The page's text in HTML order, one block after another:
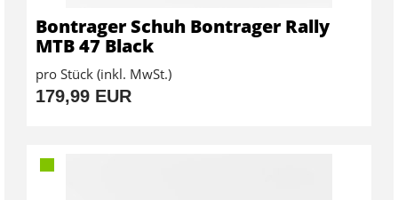
Bontrager Schuh Bontrager Rally
MTB 47 Black
pro Stück (inkl. MwSt.)
179,99 EUR